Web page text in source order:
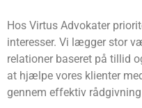
Hos Virtus Advokater
interesser. Vi lægger stor
relationer baseret på tillid
at hjælpe vores klienter
gennem effektiv